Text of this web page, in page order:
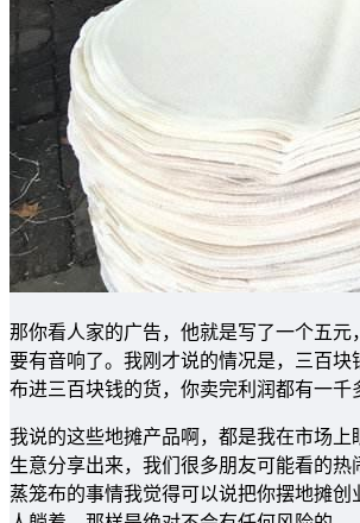
那你看人家的广告，他就是写了一个五
要有音响了。我刚才说的情况是，三百
布进三百块钱的货，你卖完利润都有一千
我说的这些地摊产品啊，都是我在市场
生意分享出来，我们很多朋友可能看的
蒸笼布的事情我觉得可以说把你摆地摊